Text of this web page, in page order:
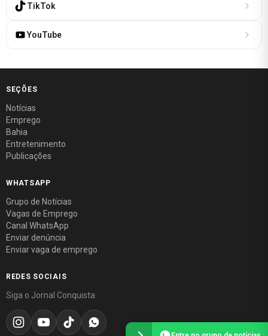
TikTok
YouTube
SEÇÕES
Notícias
Emprego
Bahia
Entretenimento
Publicações
WHATSAPP
Grupo de Notícias
Vagas de Emprego
Canal WhatsApp
Enviar denúncia
Enviar vaga de emprego
REDES SOCIAIS
Siga o Jornal Conquista